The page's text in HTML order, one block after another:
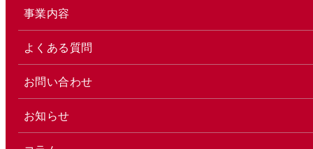
事業内容
よくある質問
お問い合わせ
お知らせ